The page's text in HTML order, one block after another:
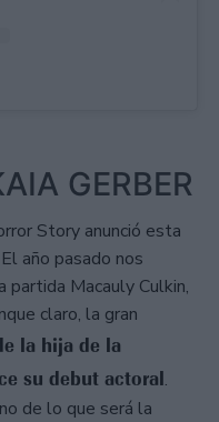
GERBER
Story anunció esta
año pasado nos
partida Macauly Culkin,
claro, la gran
la hija de la
su debut actoral.
de lo que será la